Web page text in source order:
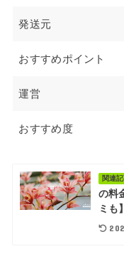
発送元
おすすめポイント
運営
おすすめ度
関連
の料
ミも】